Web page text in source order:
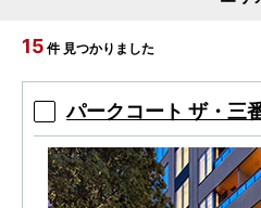
15 件 見つかりました
パークコート ザ・三